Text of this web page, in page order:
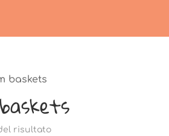
baskets
risultato